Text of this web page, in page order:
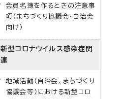
会員名簿を作るときの注意事
項（まちづくり協議会・自治会
向け）
新型コロナウイルス感染症関
連
地域活動（自治会、まちづくり
協議会等）における新型コロ